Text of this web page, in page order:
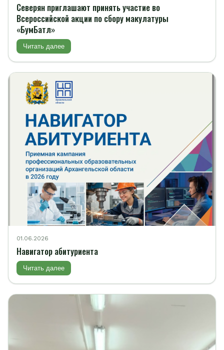
Северян приглашают принять участие во
Всероссийской акции по сбору макулатуры
«БумБатл»
Читать далее
01.06.2026
Навигатор абитуриента
Читать далее